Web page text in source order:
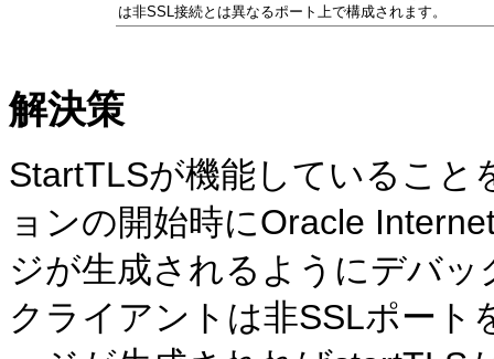
は非SSL接続とは異なるポート上で構成されます。
解決策
StartTLSが機能していること
ョンの開始時にOracle
ジが生成されるようにデバ
クライアントは非SSLポー